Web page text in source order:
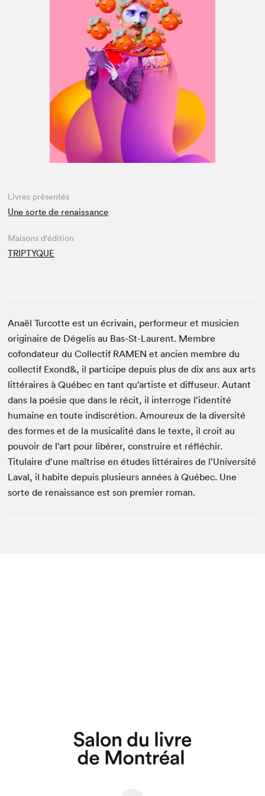
Livres présentés
Une sorte de renaissance
Maisons d'édition
TRIPTYQUE
Anaël Turcotte est un écrivain, performeur et musicien
originaire de Dégelis au Bas-St-Laurent. Membre
cofondateur du Collectif RAMEN et ancien membre du
collectif Exond&, il participe depuis plus de dix ans aux arts
littéraires à Québec en tant qu’artiste et diffuseur. Autant
dans la poésie que dans le récit, il interroge l’identité
humaine en toute indiscrétion. Amoureux de la diversité
des formes et de la musicalité dans le texte, il croit au
pouvoir de l’art pour libérer, construire et réfléchir.
Titulaire d’une maîtrise en études littéraires de l’Université
Laval, il habite depuis plusieurs années à Québec. Une
sorte de renaissance est son premier roman.